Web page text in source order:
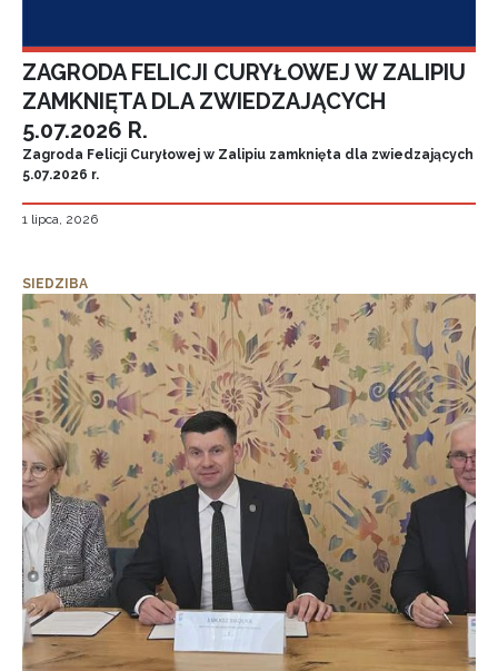
ZAGRODA FELICJI CURYŁOWEJ W ZALIPIU
ZAMKNIĘTA DLA ZWIEDZAJĄCYCH
5.07.2026 R.
Zagroda Felicji Curyłowej w Zalipiu zamknięta dla zwiedzających
5.07.2026 r.
1 lipca, 2026
SIEDZIBA